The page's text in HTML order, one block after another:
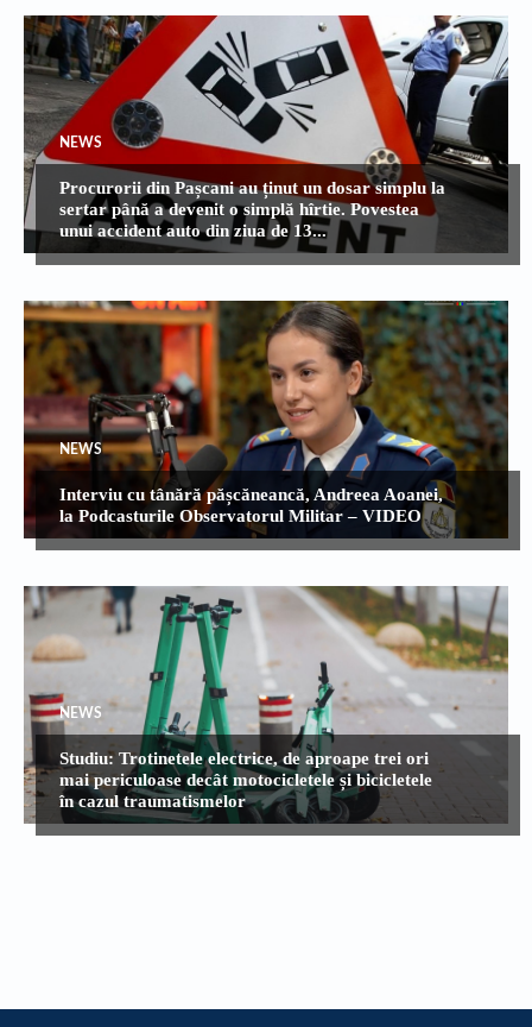
NEWS
Procurorii din Pașcani au ținut un dosar simplu la
sertar până a devenit o simplă hîrtie. Povestea
unui accident auto din ziua de 13...
NEWS
Interviu cu tânără pășcăneancă, Andreea Aoanei,
la Podcasturile Observatorul Militar – VIDEO
NEWS
Studiu: Trotinetele electrice, de aproape trei ori
mai periculoase decât motocicletele și bicicletele
în cazul traumatismelor